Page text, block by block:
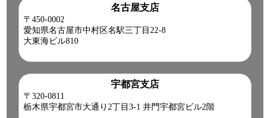
2026-07-21
猛暑日の現場は、いつも以上に安全第一。水分・塩分補給と
こまめな休憩を心掛け、無理をせず一日を乗り切りましょう!
皆さま、ご安全に。
【本日ご紹介車両】
H30 デュトロ クレーン付ハイジャッキセルフ!
0120-98-1457 営業担当:阿部
名古屋支店
〒450-0002
愛知県名古屋市中村区名駅三丁目22-8
大東海ビル810
宇都宮支店
〒320-0811
栃木県宇都宮市大通り2丁目3-1 井門宇都宮ビル2階